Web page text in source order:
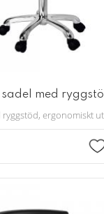
och grön.
med
ergonomiskt